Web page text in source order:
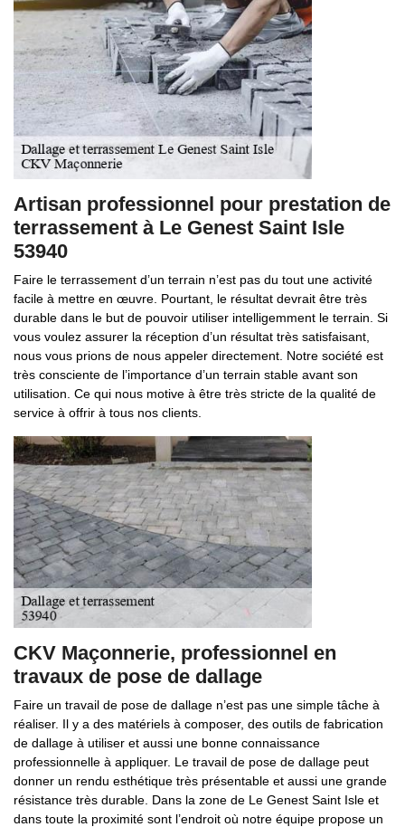
Artisan professionnel pour prestation de
terrassement à Le Genest Saint Isle
53940
Faire le terrassement d’un terrain n’est pas du tout une activité
facile à mettre en œuvre. Pourtant, le résultat devrait être très
durable dans le but de pouvoir utiliser intelligemment le terrain. Si
vous voulez assurer la réception d’un résultat très satisfaisant,
nous vous prions de nous appeler directement. Notre société est
très consciente de l’importance d’un terrain stable avant son
utilisation. Ce qui nous motive à être très stricte de la qualité de
service à offrir à tous nos clients.
CKV Maçonnerie, professionnel en
travaux de pose de dallage
Faire un travail de pose de dallage n’est pas une simple tâche à
réaliser. Il y a des matériels à composer, des outils de fabrication
de dallage à utiliser et aussi une bonne connaissance
professionnelle à appliquer. Le travail de pose de dallage peut
donner un rendu esthétique très présentable et aussi une grande
résistance très durable. Dans la zone de Le Genest Saint Isle et
dans toute la proximité sont l’endroit où notre équipe propose un